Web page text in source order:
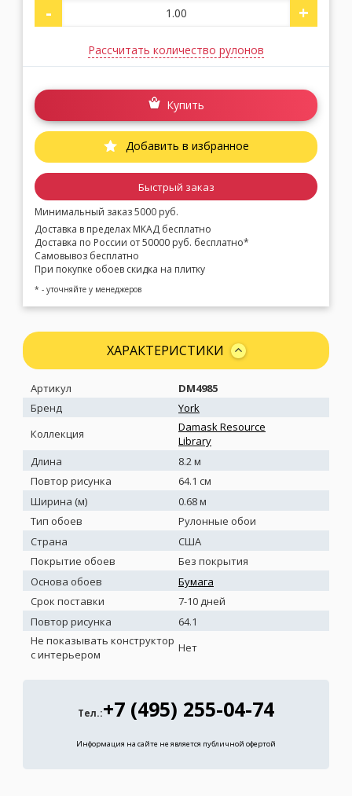
- +
Рассчитать количество рулонов
Купить
Добавить в избранное
Быстрый заказ
Минимальный заказ 5000 руб.
Доставка в пределах МКАД бесплатно
Доставка по России от 50000 руб. бесплатно*
Самовывоз бесплатно
При покупке обоев скидка на плитку
* - уточняйте у менеджеров
ХАРАКТЕРИСТИКИ
Артикул
DM4985
Бренд
York
Коллекция
Damask Resource
Library
Длина
8.2 м
Повтор рисунка
64.1 см
Ширина (м)
0.68 м
Тип обоев
Рулонные обои
Страна
США
Покрытие обоев
Без покрытия
Основа обоев
Бумага
Срок поставки
7-10 дней
Повтор рисунка
64.1
Не показывать конструктор
с интерьером
Нет
Тел.:+7 (495) 255-04-74
Информация на сайте не является публичной офертой